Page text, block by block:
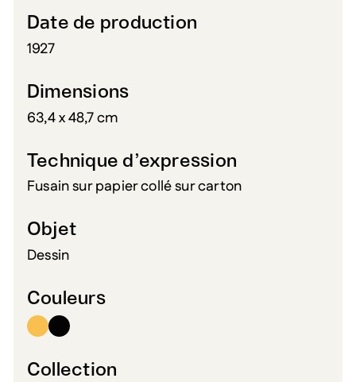
Date de production
1927
Dimensions
63,4 x 48,7 cm
Technique d’expression
Fusain sur papier collé sur carton
Objet
Dessin
Couleurs
Collection